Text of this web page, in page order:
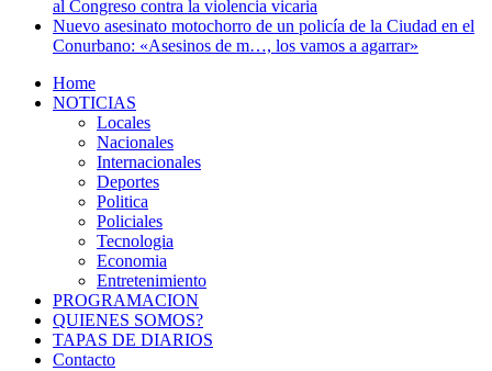
al Congreso contra la violencia vicaria
Nuevo asesinato motochorro de un policía de la Ciudad en el
Conurbano: «Asesinos de m…, los vamos a agarrar»
Home
NOTICIAS
Locales
Nacionales
Internacionales
Deportes
Politica
Policiales
Tecnologia
Economia
Entretenimiento
PROGRAMACION
QUIENES SOMOS?
TAPAS DE DIARIOS
Contacto